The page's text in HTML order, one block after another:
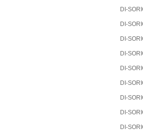
DI-
DI-
DI-
DI-
DI-
DI-
DI-
DI-
DI-